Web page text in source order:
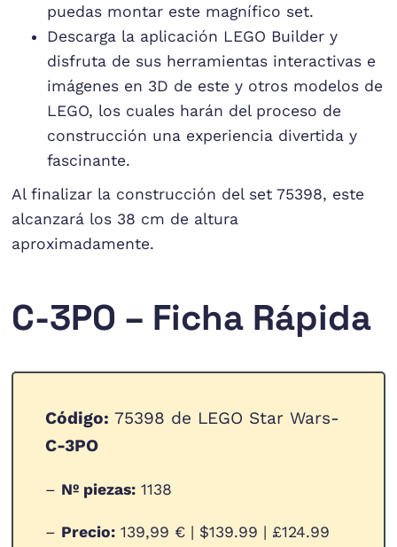
puedas montar este magnífico set.
Descarga la aplicación LEGO Builder y
disfruta de sus herramientas interactivas e
imágenes en 3D de este y otros modelos de
LEGO, los cuales harán del proceso de
construcción una experiencia divertida y
fascinante.
Al finalizar la construcción del set 75398, este
alcanzará los 38 cm de altura
aproximadamente.
C-3PO – Ficha Rápida
Código: 75398 de LEGO Star Wars-
C-3PO
– Nº piezas:1138
– Precio:139,99 € | $139.99 | £124.99